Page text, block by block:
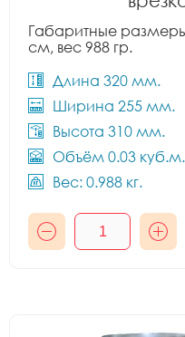
Габаритные
см, вес 988 гр.
Длина 320 мм.
Ширина 255 мм.
Высота 310 мм.
Объём 0.03 куб.м.
Вес: 0.988 кг.